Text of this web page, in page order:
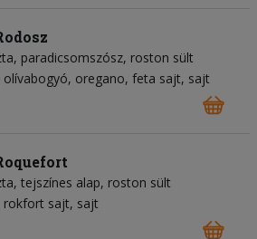
paradicsomszósz roston sült
olívabogyó oregano feta sajt sajt
tejszínes alap roston sült
rokfort sajt sajt